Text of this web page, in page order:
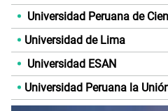
Universidad Peruana de
Universidad de Lima
Universidad ESAN
Universidad Peruana la